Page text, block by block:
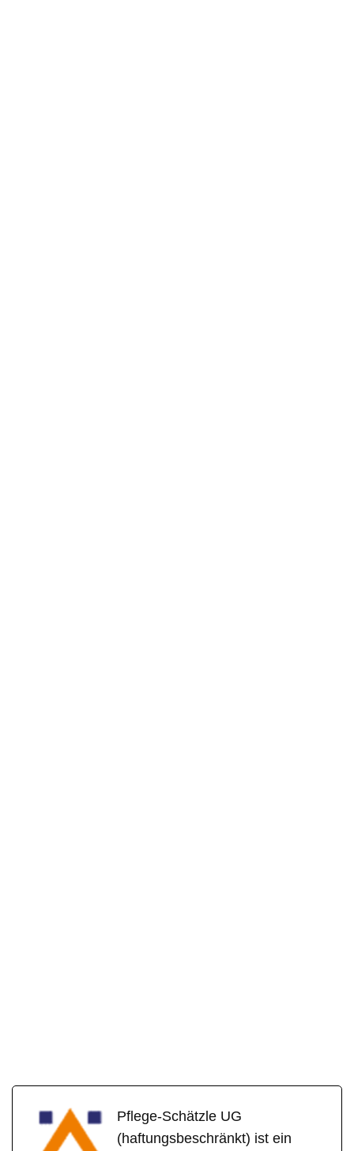
Pflege-Schätzle UG
(haftungsbeschränkt) ist ein